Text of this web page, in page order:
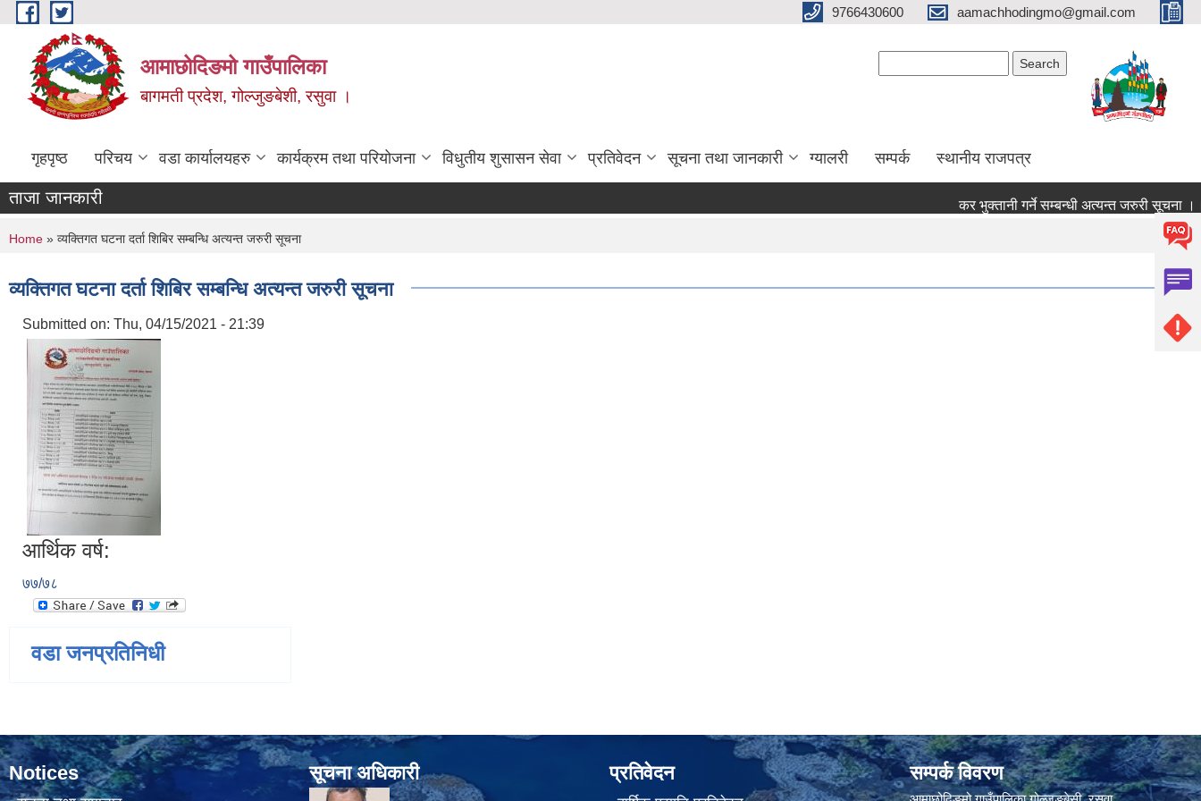
Skip to main content 9766430600 aamachhodingmo@gmail.com
आमाछोदिङमो गाउँपालिका
बागमती प्रदेश, गोल्जुङबेशी, रसुवा ।
गृहपृष्ठ परिचय वडा कार्यालयहरु कार्यक्रम तथा परियोजना विधुतीय शुसासन सेवा प्रतिवेदन सूचना तथा जानकारी ग्यालरी सम्पर्क स्थानीय राजपत्र
ताजा जानकारी कर भुक्तानी गर्ने सम्बन्धी अत्यन्त जरुरी सूचना ।।।
You are here
Home » व्यक्तिगत घटना दर्ता शिबिर सम्बन्धि अत्यन्त जरुरी सूचना
व्यक्तिगत घटना दर्ता शिबिर सम्बन्धि अत्यन्त जरुरी सूचना
Submitted on: Thu, 04/15/2021 - 21:39
आर्थिक वर्ष:
७७/७८
वडा जनप्रतिनिधी
Notices सूचना अधिकारी प्रतिवेदन सम्पर्क विवरण